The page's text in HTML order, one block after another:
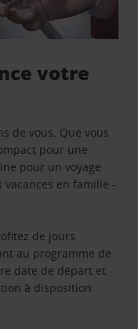
votre
de vous. Que vous
pour une
pour un voyage
vacances en famille -
de jours
au programme de
date de départ et
à disposition.